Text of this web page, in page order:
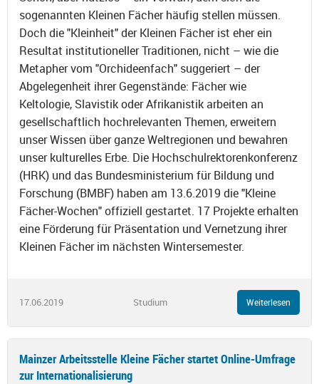
sogenannten Kleinen Fächer häufig stellen müssen.
Doch die "Kleinheit" der Kleinen Fächer ist eher ein
Resultat institutioneller Traditionen, nicht – wie die
Metapher vom "Orchideenfach" suggeriert – der
Abgelegenheit ihrer Gegenstände: Fächer wie
Keltologie, Slavistik oder Afrikanistik arbeiten an
gesellschaftlich hochrelevanten Themen, erweitern
unser Wissen über ganze Weltregionen und bewahren
unser kulturelles Erbe. Die Hochschulrektorenkonferenz
(HRK) und das Bundesministerium für Bildung und
Forschung (BMBF) haben am 13.6.2019 die "Kleine
Fächer-Wochen" offiziell gestartet. 17 Projekte erhalten
eine Förderung für Präsentation und Vernetzung ihrer
Kleinen Fächer im nächsten Wintersemester.
17.06.2019 Studium Weiterlesen
Mainzer Arbeitsstelle Kleine Fächer startet Online-Umfrage
zur Internationalisierung